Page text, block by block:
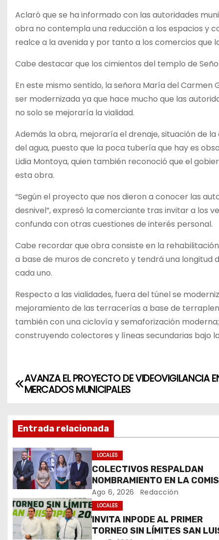
Aclaró que se ha informado con las autoridades
obra no contempla una reducción a los espacios y
realce a la avenida y por tanto a los comercios que
Cabe destacar que los cimientos del templo de
En este mismo sentido, la señora María del
ser modernizada ya que hace mucho que las
no solo se mejoraría la vialidad.
Además la obra, mejoraría el drenaje, situación de
del agua, puesto que la poca tubería que hay es
Lidia Montoya, quien también reconoció que el
esta obra.
“Según el proyecto que nos dieron a conocer las
desnivel”, expresó la comerciante tras invitar a los
confunda con otras cuestiones de interés personal.
Cabe recordar que obra consiste en la
a base de muros de concreto y tendrá una longitud
cada uno.
Respecto a las vialidades, fuera del túnel se
mejoramiento de las terracerías a base de
también con una ciclovía y semaforización
construyendo colectores y líneas secundarias bajo
N
v
e
g
a
c
i
AVANZA EL PROYECTO DE VIDEOVIGILANCIA
MERCADOS MUNICIPALES
Entrada relacionada
LOCALES
COLECTIVOS RESPALDAN
NOMBRAMIENTO EN LA
ESTATAL DE BÚSQUEDA DE
PERSONAS.
Ago 6, 2026 Redacción
LOCALES
INVITA INPODE AL PRIMER
TORNEO SIN LÍMITES SAN